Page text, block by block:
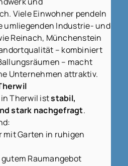
Viele Einwohner pendeln
umliegenden Industrie- und
Reinach, Münchenstein
– kombiniert
– macht
Unternehmen attraktiv.
Therwil iststabil,
stark nachgefragt.
mit Garten in ruhigen
Raumangebot